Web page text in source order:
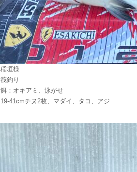
稲垣様
筏釣り
餌：オキアミ、泳がせ
19-41cmチヌ2枚、マダイ、タコ、アジ